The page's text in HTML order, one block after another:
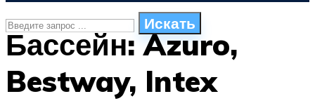
Искать
ПЛАВАНЬЕ ДЛЯ ДЕТЕЙ
Бассейн: Azuro,
Bestway, Intex